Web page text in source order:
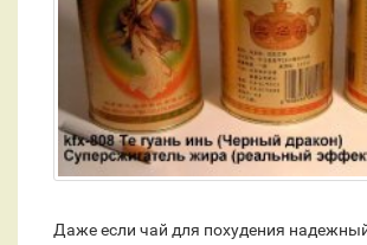
Даже если чай для похудения